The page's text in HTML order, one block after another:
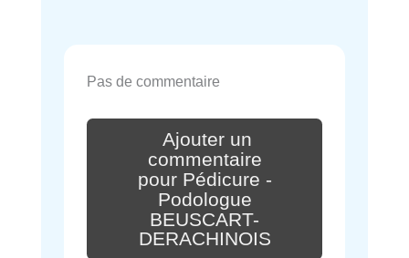
Pas de commentaire
Ajouter un
commentaire
pour Pédicure -
Podologue
BEUSCART-
DERACHINOIS